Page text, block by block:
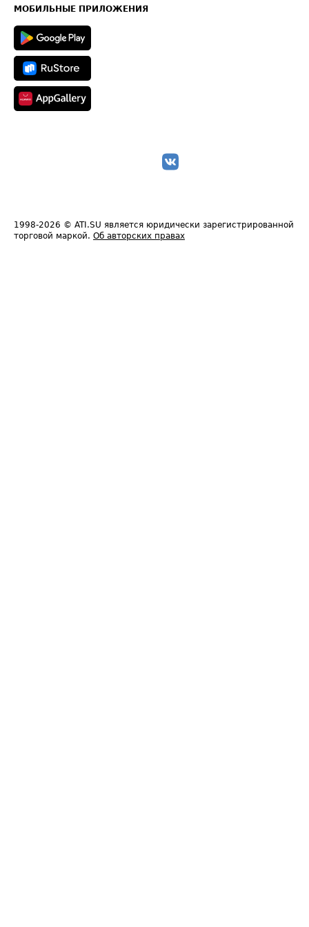
Техническая информация
МОБИЛЬНЫЕ ПРИЛОЖЕНИЯ
1998-2026 © ATI.SU является юридически зарегистрированной
торговой маркой. Об авторских правах